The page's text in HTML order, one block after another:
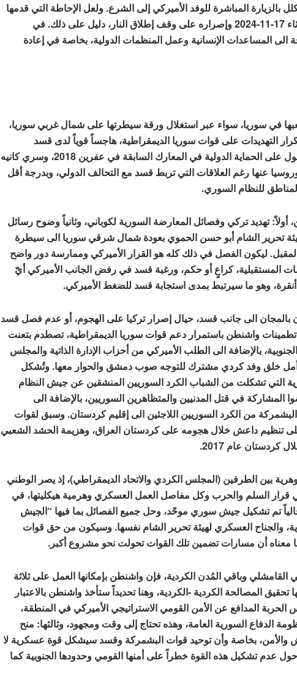
بالزيارة المباشرة للوفد الأميركي إلى الشرع. ولعل الإحاطة التي قدمها
المبعوث الدولي لسوريا بيدرسون يوم الثلاثاء 17-11-2024 وإصراره على وقف إطلاق النار، دليل على ذلك. في
الى المساعدات الإنسانية وعمل المنظمات الدولية، بخاصة في إعادة
في سوريا، سواء عبر استغلال ورقة سيطرتها على شمال غربي سوريا،
التهديدات على قوات سوريا الديمقراطية، هاجساً قوياً لدى قسد
والمنطقة، بخاصة بعد فشل التحشيد للحصول على الحماية الدولية في المعارك السابقة في عفرين 2018، وسري كانيه
واشنطن وروسيا عنها رغم العلاقات التي تربط قسد مع التحالف الدولي، وبدرجة أقل
للنظام السوري.
تهديد تركي وفصائل المعارضة السورية لكوباني، وثانياً وضوح رسائل
تحرير الشام أبو حسن الحموي بعودة شمال شرقي سوريا الى سيطرة
ليكون الفصل في ذلك كله هو القرار الأميركي وممارسة دور واضح
المستقبلية، كراعٍ أو حكم، ورغبة قسد في رفض الجانب الأميركي أيّ
وهو ما سيرتبط بمدى استجابة قسد للضغط الأميركي.
بالمجان الى جانب قسد، حيال إصرار تركيا على الهجوم، أو عدم فصل قسد
تطمينات واشنطن باستمرار دعم قوات سوريا الديمقراطية، تصطدم بتعنت
بالإضافة الى الطلب الأميركي من أحزاب الإدارة الذاتية والمجلس
أمل خلق وفد كردي مشترك للتوجه صوب دمشق والحوار معها. وتُشكل
التي تشكلت من الشباب الكرد السوريين المنشقين عن جيش النظام
المشاركة في قتل المدنيين والمتظاهرين السوريين، بالإضافة الى
من الكرد السوريين اللاجئين الى إقليم كردستان. وسبق لقوات
تنظيم داعش خلال هجومه على كردستان العراق، وهزيمة الحشد الشعبي
عام 2017.
بين الطرفين (المجلس الكردي والاتحاد الديمقراطي)، إذ يصر الوطني
السلم والحرب وكل مفاصل العمل العسكري وهرمية هيكليتها، في
تم تشكيل جيش سوري موحّد، وحل جميع الفصائل بما فيها “الجيش
والجناح العسكري لهيئة تحرير الشام نفسها. وسيكون من حق قوات
معناه أن مسارات تضمين تلك القوات تحولت نحو مشروع أكبر.
وباقي المُدن الكردية، فإن واشنطن بإمكانها العمل على ثلاثة
المصالحة الكردية -الكردية، وهنا تحديداً ستأخذ واشنطن بالاعتبار
المدافع عن الأمن القومي الاستراتيجي الأميركي في المنطقة،
الدفاع السورية العامة، وهذه تحتاج إلى وقت ومجهود، وثالثها: منح
بخاصة وأن توحيد قوات البشمركة وقسد سيشكل قوة عسكرية لا
عدم تشكيل هذه القوة خطراً على أمنها القومي وحدودها الجنوبية كما